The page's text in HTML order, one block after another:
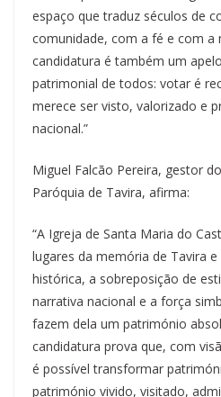
espaço que traduz séculos de
comunidade, com a fé e com a
candidatura é também um
patrimonial de todos: votar é
merece ser visto, valorizado e
nacional.”
Miguel Falcão Pereira, gestor
Paróquia de Tavira, afirma:
“A Igreja de Santa Maria do
lugares da memória de Tavira
histórica, a sobreposição de
narrativa nacional e a força
fazem dela um património
candidatura prova que, com
é possível transformar
património vivido, visitado,